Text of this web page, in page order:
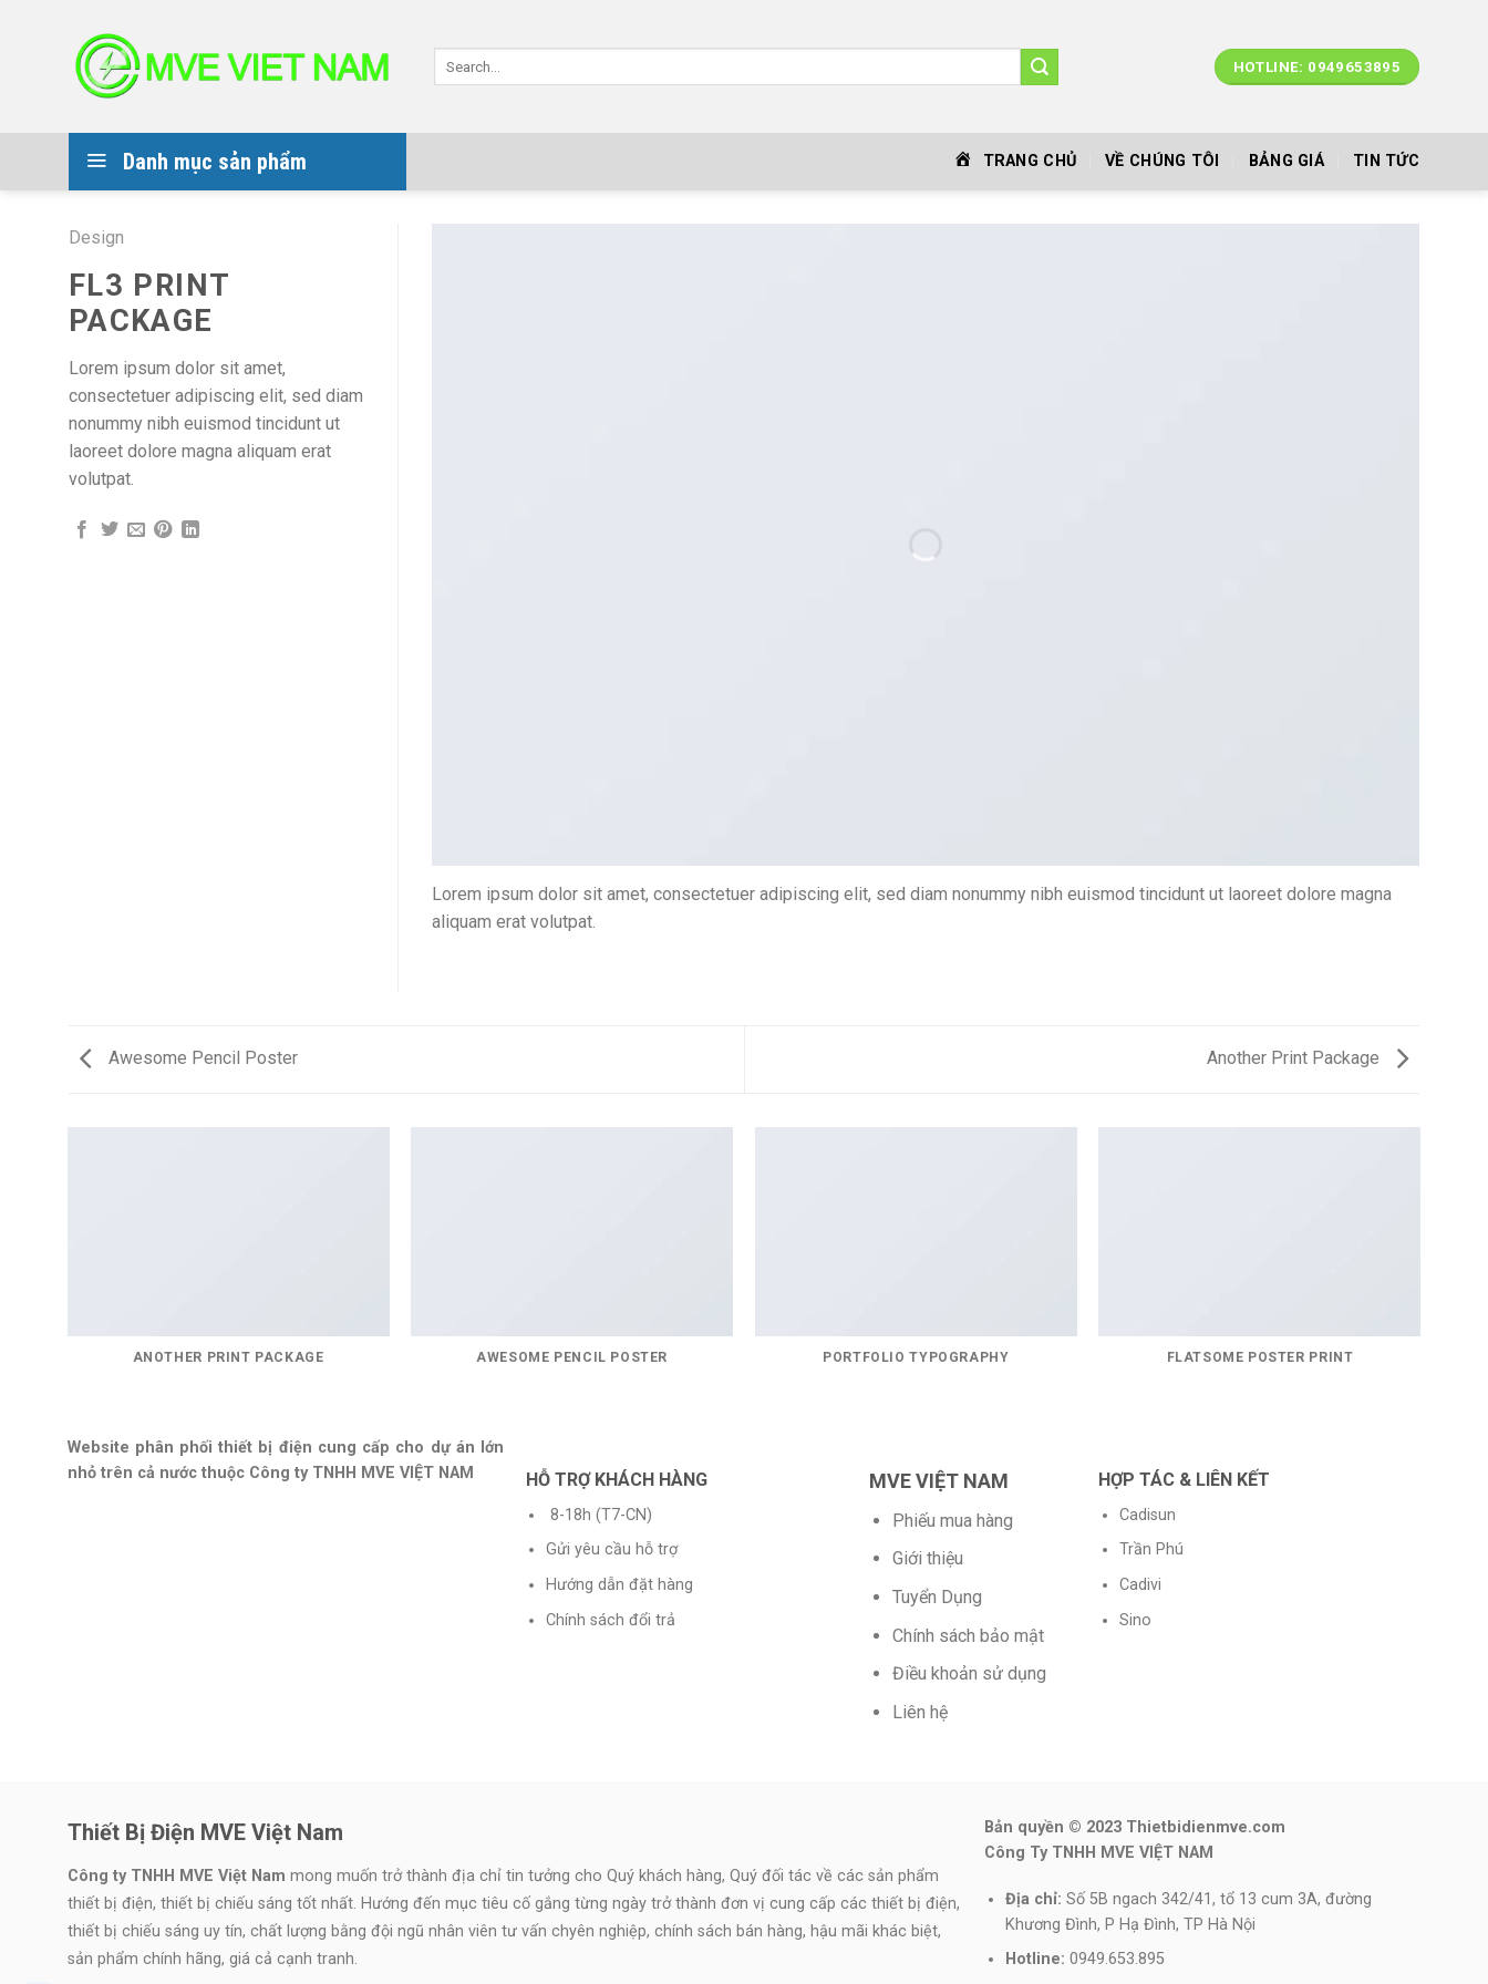
HOTLINE: 0949653895
Danh mục sản phẩm TRANG CHỦ VỀ CHÚNG TÔI BẢNG GIÁ TIN TỨC
Design
FL3 PRINT
PACKAGE
Lorem ipsum dolor sit amet,
consectetuer adipiscing elit, sed diam
nonummy nibh euismod tincidunt ut
laoreet dolore magna aliquam erat
volutpat.
Lorem ipsum dolor sit amet, consectetuer adipiscing elit, sed diam nonummy nibh euismod tincidunt ut laoreet dolore magna
aliquam erat volutpat.
Awesome Pencil Poster Another Print Package
ANOTHER PRINT PACKAGE AWESOME PENCIL POSTER PORTFOLIO TYPOGRAPHY FLATSOME POSTER PRINT
Website phân phối thiết bị điện cung cấp cho dự án lớn
nhỏ trên cả nước thuộc Công ty TNHH MVE VIỆT NAM
HỖ TRỢ KHÁCH HÀNG
8-18h (T7-CN)
Gửi yêu cầu hỗ trợ
Hướng dẫn đặt hàng
Chính sách đổi trả
MVE VIỆT NAM
Phiếu mua hàng
Giới thiệu
Tuyển Dụng
Chính sách bảo mật
Điều khoản sử dụng
Liên hệ
HỢP TÁC & LIÊN KẾT
Cadisun
Trần Phú
Cadivi
Sino
Thiết Bị Điện MVE Việt Nam
Công ty TNHH MVE Việt Nam mong muốn trở thành địa chỉ tin tưởng cho Quý khách hàng, Quý đối tác về các sản phẩm
thiết bị điện, thiết bị chiếu sáng tốt nhất. Hướng đến mục tiêu cố gắng từng ngày trở thành đơn vị cung cấp các thiết bị điện,
thiết bị chiếu sáng uy tín, chất lượng bằng đội ngũ nhân viên tư vấn chyên nghiệp, chính sách bán hàng, hậu mãi khác biệt,
sản phẩm chính hãng, giá cả cạnh tranh.
Bản quyền © 2023 Thietbidienmve.com
Công Ty TNHH MVE VIỆT NAM
Địa chỉ: Số 5B ngach 342/41, tổ 13 cum 3A, đường
Khương Đình, P Hạ Đình, TP Hà Nội
Hotline: 0949.653.895